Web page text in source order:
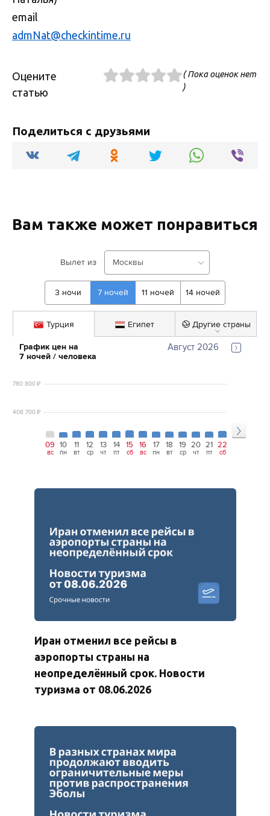
email
admNat@checkintime.ru
Оцените
статью
( Пока оценок нет
)
Поделиться с друзьями
Вам также может понравиться
Вылет из Москвы
3 ночи 7 ночей 11 ночей 14 ночей
Турция Египет Другие страны
График цен на
7 ночей / человека
Август 2026
780 800 ₽
408 700 ₽
09
вс
10
пн
11
вт
12
ср
13
чт
14
пт
15
сб
16
вс
17
пн
18
вт
19
ср
20
чт
21
пт
22
сб
Иран отменил все рейсы в
аэропорты страны на
неопределённый срок. Новости
туризма от 08.06.2026